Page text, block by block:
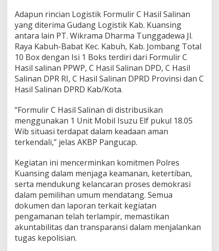
S
a
l
i
n
a
n
D
a
a
m
R
a
n
k
a
P
e
m
i
l
u
D
Adapun rincian Logistik Formulir C Hasil Salinan
yang diterima Gudang Logistik Kab. Kuansing
antara lain PT. Wikrama Dharma Tunggadewa Jl.
Raya Kabuh-Babat Kec. Kabuh, Kab. Jombang Total
10 Box dengan Isi 1 Boks terdiri dari Formulir C
Hasil salinan PPWP, C Hasil Salinan DPD, C Hasil
Salinan DPR RI, C Hasil Salinan DPRD Provinsi dan C
Hasil Salinan DPRD Kab/Kota.
“Formulir C Hasil Salinan di distribusikan
menggunakan 1 Unit Mobil Isuzu Elf pukul 18.05
Wib situasi terdapat dalam keadaan aman
terkendali,” jelas AKBP Pangucap.
Kegiatan ini mencerminkan komitmen Polres
Kuansing dalam menjaga keamanan, ketertiban,
serta mendukung kelancaran proses demokrasi
dalam pemilihan umum mendatang. Semua
dokumen dan laporan terkait kegiatan
pengamanan telah terlampir, memastikan
akuntabilitas dan transparansi dalam menjalankan
tugas kepolisian.